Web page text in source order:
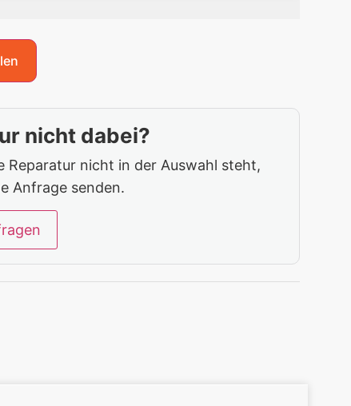
nicht dabei?
Reparatur nicht in der Auswahl steht,
Anfrage senden.